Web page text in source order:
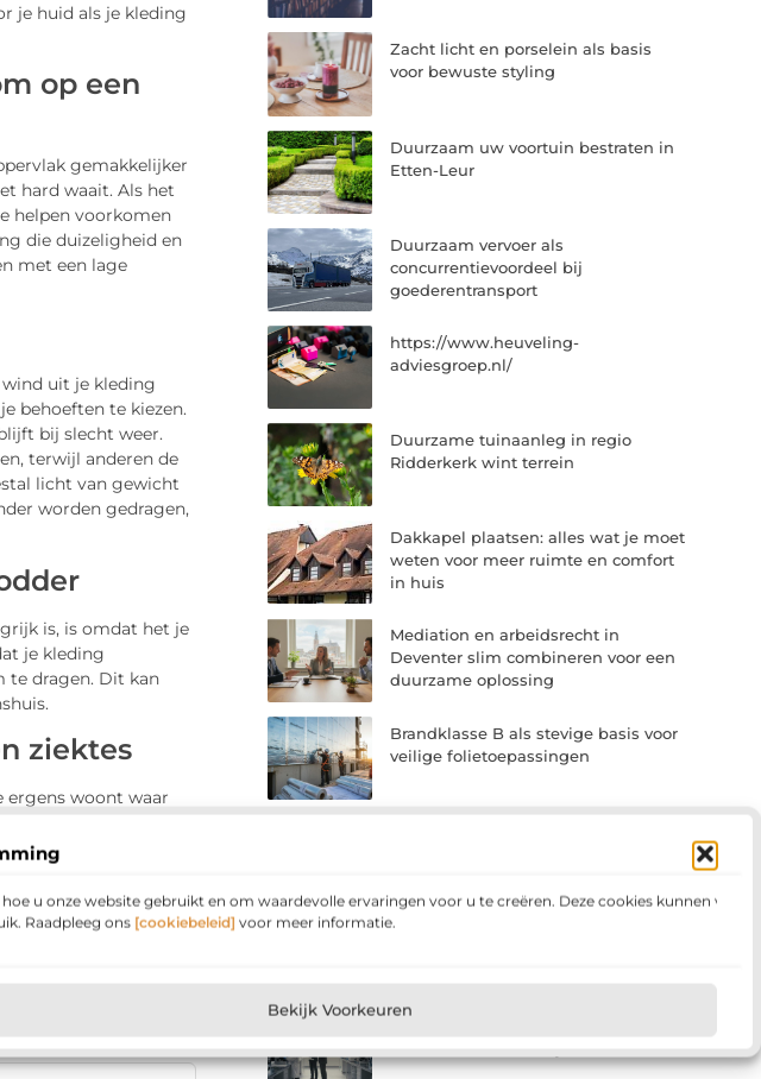
u onze website gebruikt en om waardevolle ervaringen voor u te creëren. Deze cookies kunnen voor
Raadpleeg ons [cookiebeleid] voor meer informatie.
Bekijk Voorkeuren
je huid als je kleding
op een
gemakkelijker
hard waait. Als het
helpen voorkomen
die duizeligheid en
met een lage
uit je kleding
behoeften te kiezen.
bij slecht weer.
terwijl anderen de
licht van gewicht
worden gedragen,
is, is omdat het je
je kleding
te dragen. Dit kan
ziektes
ergens woont waar
Zacht licht en porselein als basis
voor bewuste styling
Duurzaam uw voortuin bestraten in
Etten-Leur
Duurzaam vervoer als
concurrentievoordeel bij
goederentransport
https://www.heuveling-
adviesgroep.nl/
Duurzame tuinaanleg in regio
Ridderkerk wint terrein
Dakkapel plaatsen: alles wat je moet
weten voor meer ruimte en comfort
in huis
Mediation en arbeidsrecht in
Deventer slim combineren voor een
duurzame oplossing
Brandklasse B als stevige basis voor
veilige folietoepassingen
Zo kies je een software
alternatief voor bedrijfsruimte